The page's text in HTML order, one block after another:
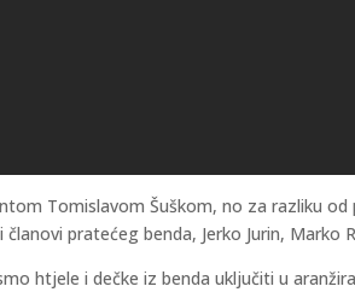
Tomislavom Šuškom, no za razliku
pratećeg benda, Jerko Jurin, Marko
htjele i dečke iz benda uključiti u